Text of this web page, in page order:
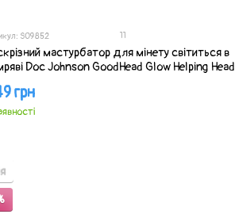
SO9852 11
мастурбатор для мінету світиться в
Doc Johnson GoodHead Glow Helping Head
грн